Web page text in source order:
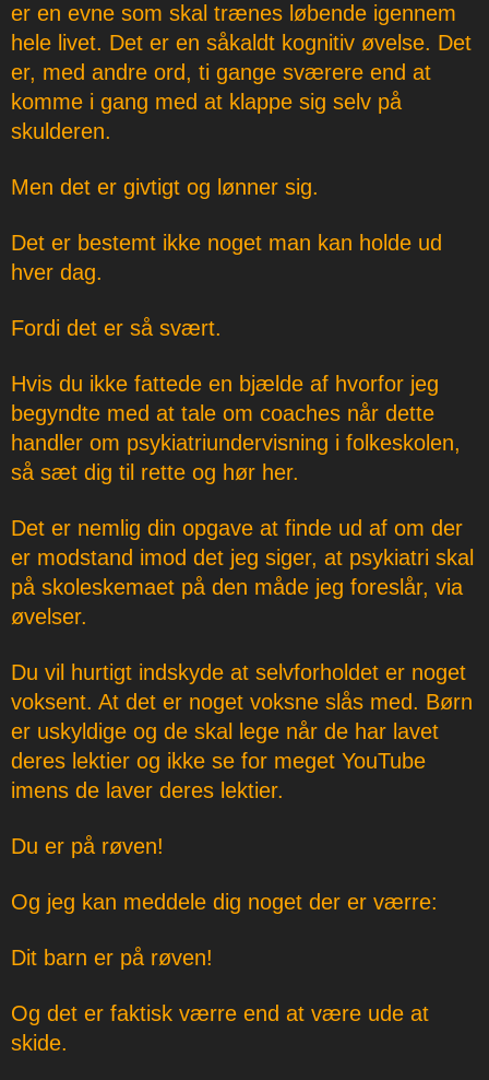
er en evne som skal trænes løbende igennem
hele livet. Det er en såkaldt kognitiv øvelse. Det
er, med andre ord, ti gange sværere end at
komme i gang med at klappe sig selv på
skulderen.
Men det er givtigt og lønner sig.
Det er bestemt ikke noget man kan holde ud
hver dag.
Fordi det er så svært.
Hvis du ikke fattede en bjælde af hvorfor jeg
begyndte med at tale om coaches når dette
handler om psykiatriundervisning i folkeskolen,
så sæt dig til rette og hør her.
Det er nemlig din opgave at finde ud af om der
er modstand imod det jeg siger, at psykiatri skal
på skoleskemaet på den måde jeg foreslår, via
øvelser.
Du vil hurtigt indskyde at selvforholdet er noget
voksent. At det er noget voksne slås med. Børn
er uskyldige og de skal lege når de har lavet
deres lektier og ikke se for meget YouTube
imens de laver deres lektier.
Du er på røven!
Og jeg kan meddele dig noget der er værre:
Dit barn er på røven!
Og det er faktisk værre end at være ude at
skide.